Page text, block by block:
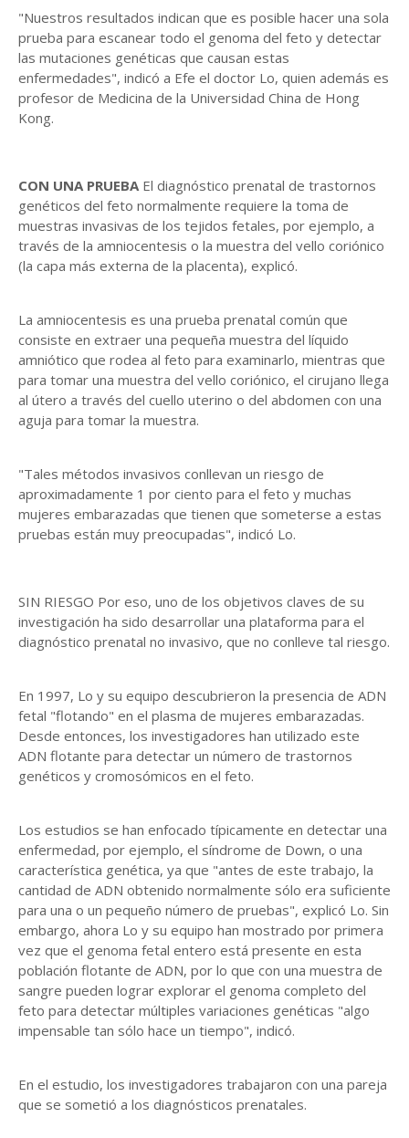
"Nuestros resultados indican que es posible hacer una sola
prueba para escanear todo el genoma del feto y detectar
las mutaciones genéticas que causan estas
enfermedades", indicó a Efe el doctor Lo, quien además es
profesor de Medicina de la Universidad China de Hong
Kong.
CON UNA PRUEBAEl diagnóstico prenatal de trastornos
genéticos del feto normalmente requiere la toma de
muestras invasivas de los tejidos fetales, por ejemplo, a
través de la amniocentesis o la muestra del vello coriónico
(la capa más externa de la placenta), explicó.
La amniocentesis es una prueba prenatal común que
consiste en extraer una pequeña muestra del líquido
amniótico que rodea al feto para examinarlo, mientras que
para tomar una muestra del vello coriónico, el cirujano llega
al útero a través del cuello uterino o del abdomen con una
aguja para tomar la muestra.
"Tales métodos invasivos conllevan un riesgo de
aproximadamente 1 por ciento para el feto y muchas
mujeres embarazadas que tienen que someterse a estas
pruebas están muy preocupadas", indicó Lo.
SIN RIESGO Por eso, uno de los objetivos claves de su
investigación ha sido desarrollar una plataforma para el
diagnóstico prenatal no invasivo, que no conlleve tal riesgo.
En 1997, Lo y su equipo descubrieron la presencia de ADN
fetal "flotando" en el plasma de mujeres embarazadas.
Desde entonces, los investigadores han utilizado este
ADN flotante para detectar un número de trastornos
genéticos y cromosómicos en el feto.
Los estudios se han enfocado típicamente en detectar una
enfermedad, por ejemplo, el síndrome de Down, o una
característica genética, ya que "antes de este trabajo, la
cantidad de ADN obtenido normalmente sólo era suficiente
para una o un pequeño número de pruebas", explicó Lo. Sin
embargo, ahora Lo y su equipo han mostrado por primera
vez que el genoma fetal entero está presente en esta
población flotante de ADN, por lo que con una muestra de
sangre pueden lograr explorar el genoma completo del
feto para detectar múltiples variaciones genéticas "algo
impensable tan sólo hace un tiempo", indicó.
En el estudio, los investigadores trabajaron con una pareja
que se sometió a los diagnósticos prenatales.